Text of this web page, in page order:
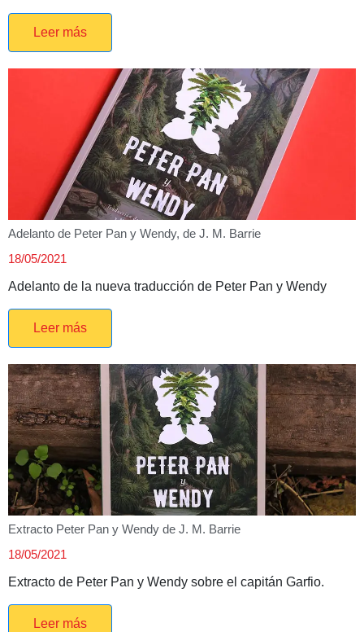
Leer más
Adelanto de Peter Pan y Wendy, de J. M. Barrie
18/05/2021
Adelanto de la nueva traducción de Peter Pan y Wendy
Leer más
Extracto Peter Pan y Wendy de J. M. Barrie
18/05/2021
Extracto de Peter Pan y Wendy sobre el capitán Garfio.
Leer más